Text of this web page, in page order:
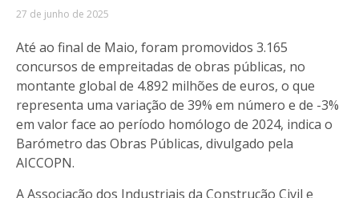
27 de junho de 2025
Até ao final de Maio, foram promovidos 3.165
concursos de empreitadas de obras públicas, no
montante global de 4.892 milhões de euros, o que
representa uma variação de 39% em número e de -3%
em valor face ao período homólogo de 2024, indica o
Barómetro das Obras Públicas, divulgado pela
AICCOPN.
A Associação dos Industriais da Construção Civil e